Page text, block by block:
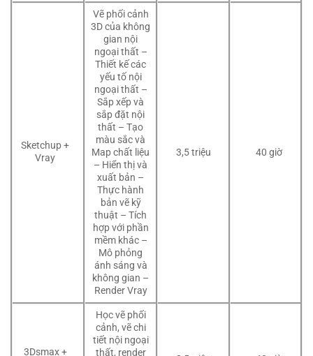
Sketchup +
Vray
Vẽ phối cảnh
3D của không
gian nội
ngoại thất –
Thiết kế các
yếu tố nội
ngoại thất –
Sắp xếp và
sắp đặt nội
thất – Tạo
màu sắc và
Map chất liệu
– Hiển thị và
xuất bản –
Thực hành
bản vẽ kỹ
thuật – Tích
hợp với phần
mềm khác –
Mô phỏng
ánh sáng và
không gian –
Render Vray
3,5 triệu 40 giờ
3Dsmax +
Học vẽ phối
cảnh, vẽ chi
tiết nội ngoại
thất, render